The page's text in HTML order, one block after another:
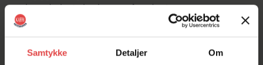
Samtykke Detaljer Om
hva du betaler hver måned, uten
uforutsette tekniske eller
kvalitetsproblemer.